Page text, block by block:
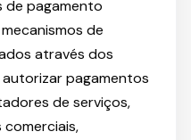
de pagamento
de
através dos
autorizar pagamentos
de serviços,